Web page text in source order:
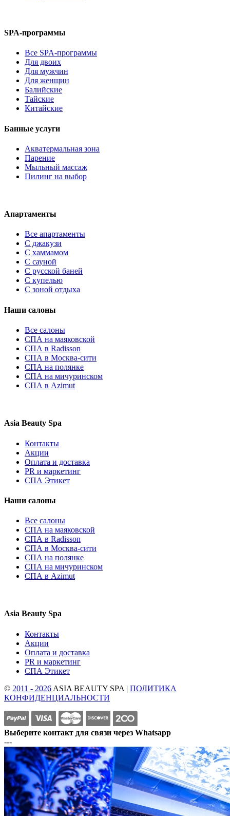
SPA-программы
Все SPA-программы
Для двоих
Для мужчин
Для женщин
Балийские
Тайские
Китайские
Банные услуги
Акватермальная зона
Парение
Мыльный массаж
Пилинг на выбор
Апартаменты
Все апартаменты
С джакузи
С хаммамом
С сауной
С русской баней
С купелью
С зоной отдыха
Наши салоны
Все салоны
СПА на маяковской
СПА в Radisson
СПА в Москва-сити
СПА на полянке
СПА на мичуринском
СПА в Azimut
Asia Beauty Spa
Контакты
Акции
Оплата и доставка
PR и маркетинг
СПА Этикет
Наши салоны
Все салоны
СПА на маяковской
СПА в Radisson
СПА в Москва-сити
СПА на полянке
СПА на мичуринском
СПА в Azimut
Asia Beauty Spa
Контакты
Акции
Оплата и доставка
PR и маркетинг
СПА Этикет
© 2011 - 2026 ASIA BEAUTY SPA | ПОЛИТИКА
КОНФИДЕНЦИАЛЬНОСТИ
Выберите контакт для связи через Whatsapp
---